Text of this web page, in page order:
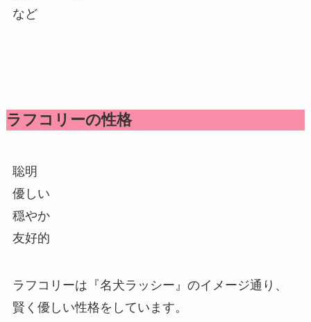
など
ラフコリーの性格
聡明
優しい
穏やか
友好的
ラフコリーは『名犬ラッシー』のイメージ通り、
賢く優しい性格をしています。